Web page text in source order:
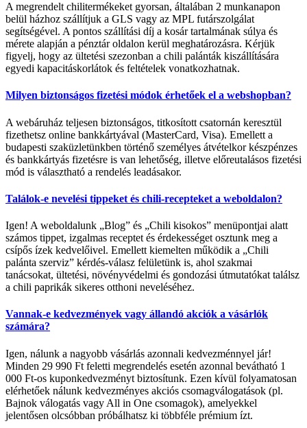
A megrendelt chilitermékeket gyorsan, általában 2 munkanapon
belül házhoz szállítjuk a GLS vagy az MPL futárszolgálat
segítségével. A pontos szállítási díj a kosár tartalmának súlya és
mérete alapján a pénztár oldalon kerül meghatározásra. Kérjük
figyelj, hogy az ültetési szezonban a chili palánták kiszállítására
egyedi kapacitáskorlátok és feltételek vonatkozhatnak.
Milyen biztonságos fizetési módok érhetőek el a webshopban?
A webáruház teljesen biztonságos, titkosított csatornán keresztül
fizethetsz online bankkártyával (MasterCard, Visa). Emellett a
budapesti szaküzletünkben történő személyes átvételkor készpénzes
és bankkártyás fizetésre is van lehetőség, illetve előreutalásos fizetési
mód is választható a rendelés leadásakor.
Találok-e nevelési tippeket és chili-recepteket a weboldalon?
Igen! A weboldalunk „Blog” és „Chili kisokos” menüpontjai alatt
számos tippet, izgalmas receptet és érdekességet osztunk meg a
csípős ízek kedvelőivel. Emellett kiemelten működik a „Chili
palánta szerviz” kérdés-válasz felületünk is, ahol szakmai
tanácsokat, ültetési, növényvédelmi és gondozási útmutatókat találsz
a chili paprikák sikeres otthoni neveléséhez.
Vannak-e kedvezmények vagy állandó akciók a vásárlók
számára?
Igen, nálunk a nagyobb vásárlás azonnali kedvezménnyel jár!
Minden 29 990 Ft feletti megrendelés esetén azonnal bevátható 1
000 Ft-os kuponkedvezményt biztosítunk. Ezen kívül folyamatosan
elérhetőek nálunk kedvezményes akciós csomagválogatások (pl.
Bajnok válogatás vagy All in One csomagok), amelyekkel
jelentősen olcsóbban próbálhatsz ki többféle prémium ízt.